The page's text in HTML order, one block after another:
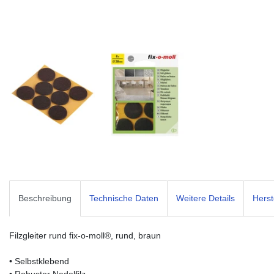
Beschreibung Technische Daten Weitere Details
Filzgleiter rund fix-o-moll®, rund, braun
• Selbstklebend